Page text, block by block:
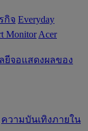
กิจ Everyday
Monitor Acer
ยีจอแสดงผลของ
ความบันเทิงภายใน